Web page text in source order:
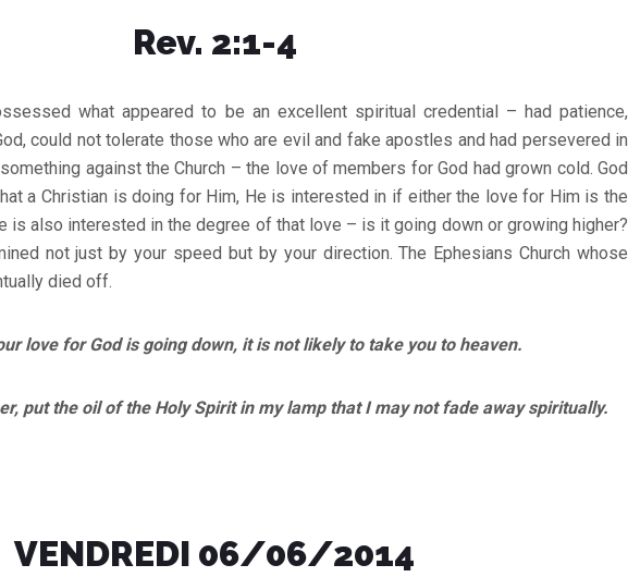
Rev. 2:1-4
what appeared to be an excellent spiritual credential – had patience,
could not tolerate those who are evil and fake apostles and had persevered in
against the Church – the love of members for God had grown cold. God
a Christian is doing for Him, He is interested in if either the love for Him is the
is also interested in the degree of that love – is it going down or growing higher?
not just by your speed but by your direction. The Ephesians Church whose
died off.
love for God is going down, it is not likely to take you to heaven.
the oil of the Holy Spirit in my lamp that I may not fade away spiritually.
VENDREDI 06/06/2014